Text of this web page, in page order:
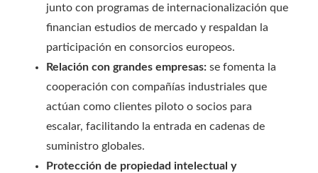
junto con programas de internacionalización que
financian estudios de mercado y respaldan la
participación en consorcios europeos.
Relación con grandes empresas: se fomenta la
cooperación con compañías industriales que
actúan como clientes piloto o socios para
escalar, facilitando la entrada en cadenas de
suministro globales.
Protección de propiedad intelectual y